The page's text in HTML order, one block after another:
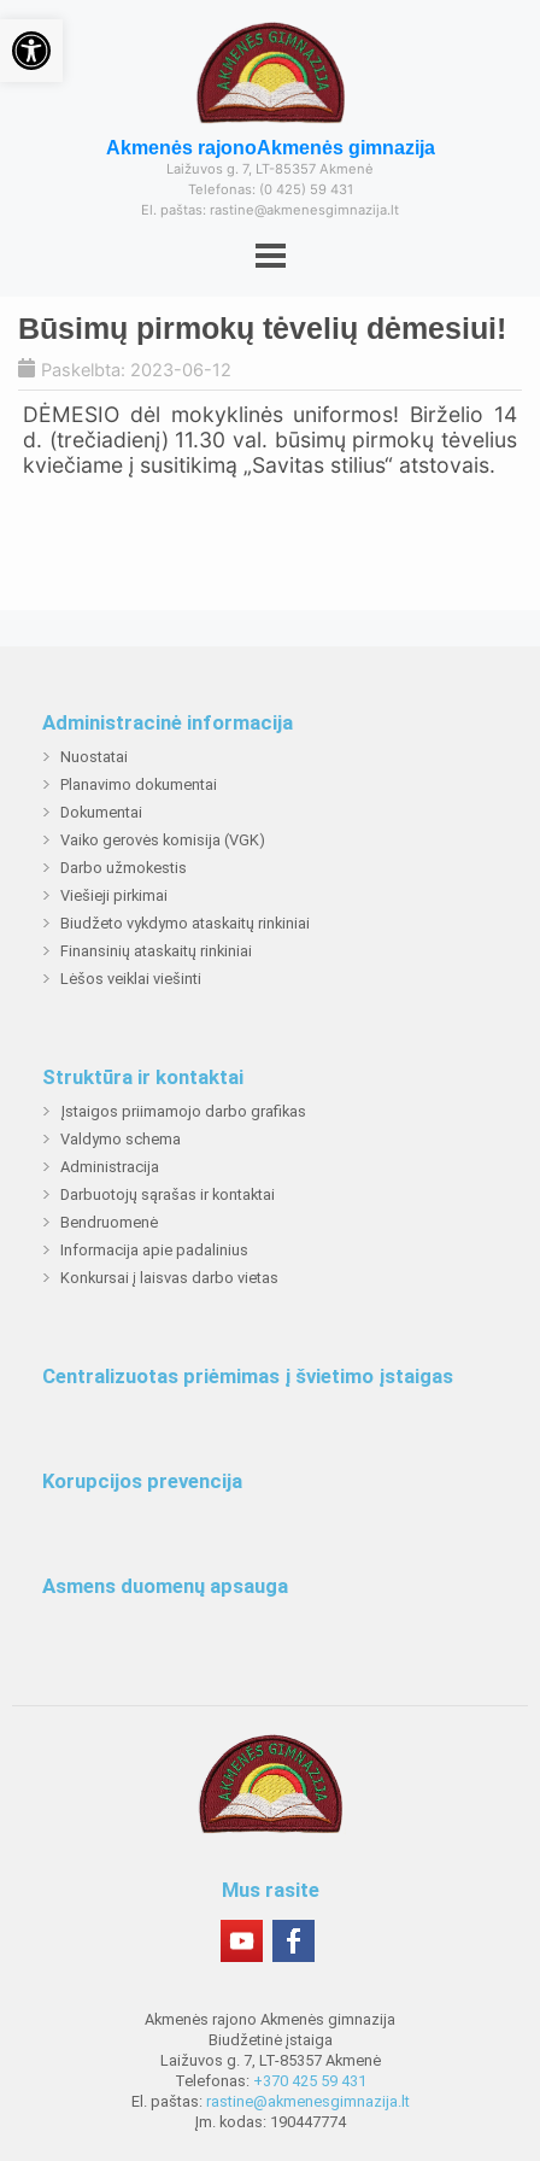
Akmenės rajonoAkmenės gimnazija
Laižuvos g. 7, LT-85357 Akmenė
Telefonas: (0 425) 59 431
El. paštas: rastine@akmenesgimnazija.lt
Būsimų pirmokų tėvelių dėmesiui!
Paskelbta: 2023-06-12
DĖMESIO dėl mokyklinės uniformos! Birželio 14
d. (trečiadienį) 11.30 val. būsimų pirmokų tėvelius
kviečiame į susitikimą „Savitas stilius“ atstovais.
Administracinė informacija
Nuostatai
Planavimo dokumentai
Dokumentai
Vaiko gerovės komisija (VGK)
Darbo užmokestis
Viešieji pirkimai
Biudžeto vykdymo ataskaitų rinkiniai
Finansinių ataskaitų rinkiniai
Lėšos veiklai viešinti
Struktūra ir kontaktai
Įstaigos priimamojo darbo grafikas
Valdymo schema
Administracija
Darbuotojų sąrašas ir kontaktai
Bendruomenė
Informacija apie padalinius
Konkursai į laisvas darbo vietas
Centralizuotas priėmimas į švietimo įstaigas
Korupcijos prevencija
Asmens duomenų apsauga
Mus rasite
Akmenės rajono Akmenės gimnazija
Biudžetinė įstaiga
Laižuvos g. 7, LT-85357 Akmenė
Telefonas: +370 425 59 431
El. paštas: rastine@akmenesgimnazija.lt
Įm. kodas: 190447774
Open toolbar